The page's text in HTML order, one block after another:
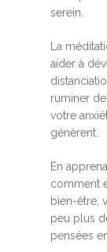
serein.
La
aider à
ruminer
votre
génèrent.
En
comment
bien-être,
peu plus
pensées